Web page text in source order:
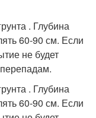
. Глубина
60-90 см. Если
не будет
. Глубина
60-90 см. Если